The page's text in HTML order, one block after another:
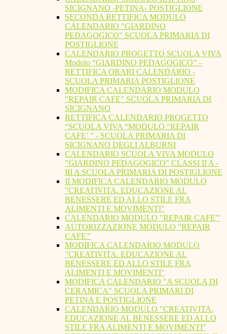
SICIGNANO -PETINA- POSTIGLIONE
SECONDA RETTIFICA MODULO
CALENDARIO "GIARDINO
PEDAGOGICO" SCUOLA PRIMARIA DI
POSTIGLIONE
CALENDARIO PROGETTO SCUOLA VIVA
Modulo “GIARDINO PEDAGOGICO” –
RETTIFICA ORARI CALENDARIO -
SCUOLA PRIMARIA POSTIGLIONE
MODIFICA CALENDARIO MODULO
"REPAIR CAFE" SCUOLA PRIMARIA DI
SICIGNANO
RETTIFICA CALENDARIO PROGETTO
“SCUOLA VIVA “MODULO “REPAIR
CAFE’ ” - SCUOLA PRIMARIA DI
SICIGNANO DEGLI ALBURNI
CALENDARIO SCUOLA VIVA MODULO
"GIARDINO PEDAGOGICO" CLASSI II A -
III A SCUOLA PRIMARIA DI POSTIGLIONE
II MODIFICA CALENDARIO MODULO
"CREATIVITA. EDUCAZIONE AL
BENESSERE ED ALLO STILE FRA
ALIMENTI E MOVIMENTI"
CALENDARIO MODULO "REPAIR CAFE'"
AUTORIZZAZIONE MODULO "REPAIR
CAFE'"
MODIFICA CALENDARIO MODULO
"CREATIVITA. EDUCAZIONE AL
BENESSERE ED ALLO STILE FRA
ALIMENTI E MOVIMENTI"
MODIFICA CALENDARIO "A SCUOLA DI
CERAMICA" SCUOLA PRIMARI DI
PETINA E POSTIGLIONE
CALENDARIO MODULO "CREATIVITA.
EDUCAZIONE AL BENESSERE ED ALLO
STILE FRA ALIMENTI E MOVIMENTI"